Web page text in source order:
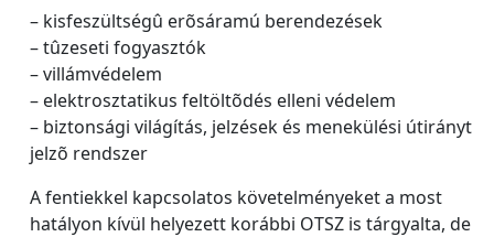
– kisfeszültségû erõsáramú berendezések
– tûzeseti fogyasztók
– villámvédelem
– elektrosztatikus feltöltõdés elleni védelem
– biztonsági világítás, jelzések és menekülési útirányt
jelzõ rendszer
A fentiekkel kapcsolatos követelményeket a most
hatályon kívül helyezett korábbi OTSZ is tárgyalta, de